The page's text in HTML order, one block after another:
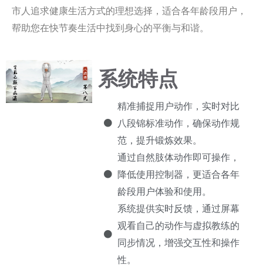
市人追求健康生活方式的理想选择，适合各年龄段用户，
帮助您在快节奏生活中找到身心的平衡与和谐。
系统特点
精准捕捉用户动作，实时对比
八段锦标准动作，确保动作规
范，提升锻炼效果。
通过自然肢体动作即可操作，
降低使用控制器，更适合各年
龄段用户体验和使用。
系统提供实时反馈，通过屏幕
观看自己的动作与虚拟教练的
同步情况，增强交互性和操作
性。